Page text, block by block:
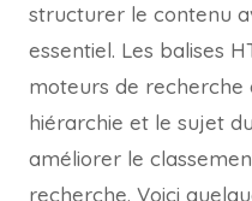
structurer le contenu
essentiel. Les balises
moteurs de recherche
hiérarchie et le sujet
améliorer le
recherche. Voici